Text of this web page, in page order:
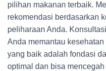
pilihan makanan terbaik.
rekomendasi berdasarkan
peliharaan Anda.
Anda memantau
yang baik adalah fondasi
optimal dan bisa